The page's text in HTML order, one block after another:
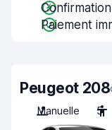
Paiement
Peugeot 208
Manuelle
5